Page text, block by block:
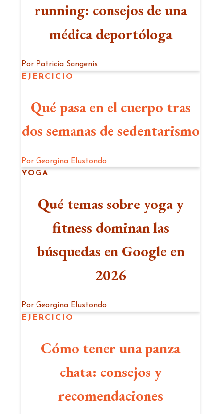
running: consejos de una
médica deportóloga
Por Patricia Sangenis
EJERCICIO
Qué pasa en el cuerpo tras
dos semanas de sedentarismo
Por Georgina Elustondo
YOGA
Qué temas sobre yoga y
fitness dominan las
búsquedas en Google en
2026
Por Georgina Elustondo
EJERCICIO
Cómo tener una panza
chata: consejos y
recomendaciones